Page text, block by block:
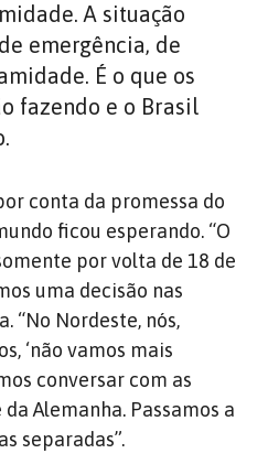
A situação
emergência, de
É o que os
fazendo e o Brasil
conta da promessa do
ficou esperando. “O
por volta de 18 de
uma decisão nas
“No Nordeste, nós,
‘não vamos mais
conversar com as
Alemanha. Passamos a
separadas”.